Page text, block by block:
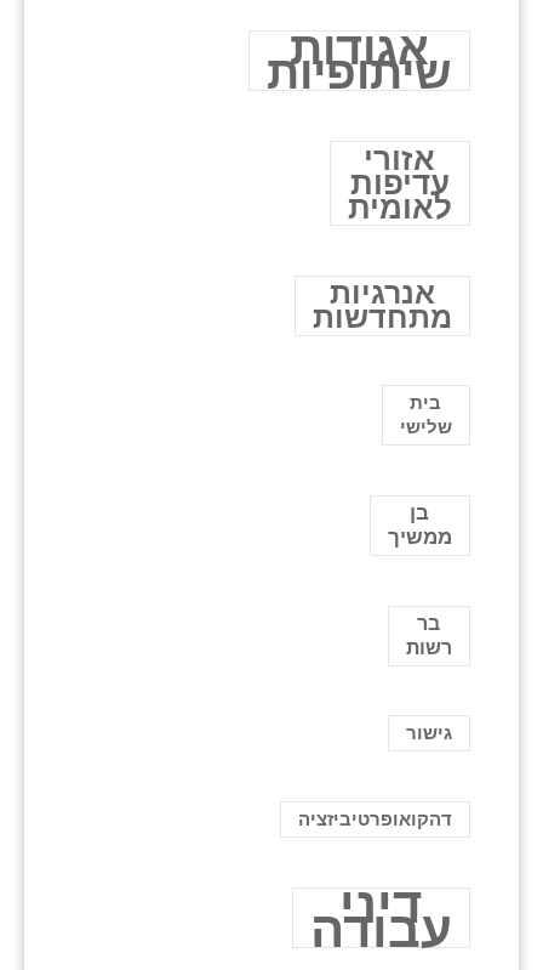
אגודות
שיתופיות
אזורי
עדיפות
לאומית
אנרגיות
מתחדשות
בית
שלישי
בן
ממשיך
בר
רשות
גישור
דהקואופרטיביזציה
דיני
עבודה